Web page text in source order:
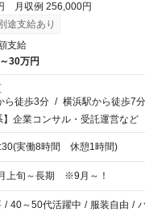
月収例 256,000円
途支給あり
支給
30万円
ら徒歩3分 / 横浜駅から徒歩7分
】企業コンサル・受託運営など
実働8時間 休憩1時間)
上旬～長期 ※9月～！
/ 40～50代活躍中 / 服装自由 /